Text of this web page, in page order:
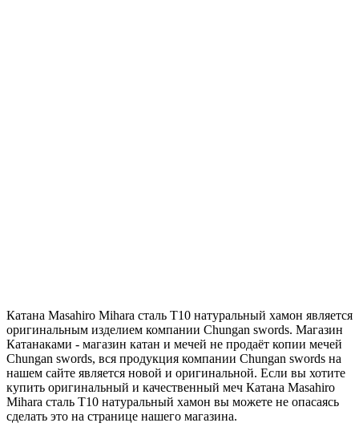
Катана Masahiro Mihara сталь T10 натуральный хамон является
оригинальным изделием компании Chungan swords. Магазин
Катанаками - магазин катан и мечей не продаёт копии мечей
Chungan swords, вся продукция компании Chungan swords на
нашем сайте является новой и оригинальной. Если вы хотите
купить оригинальный и качественный меч Катана Masahiro
Mihara сталь T10 натуральный хамон вы можете не опасаясь
сделать это на странице нашего магазина.